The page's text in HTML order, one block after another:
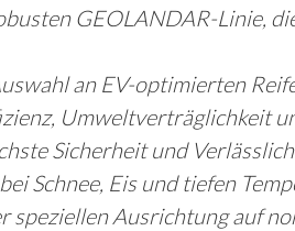
GEOLANDAR-Linie,
an EV-optimierten
Umweltverträglichkeit
Sicherheit und
Schnee, Eis und tiefen
Ausrichtung auf